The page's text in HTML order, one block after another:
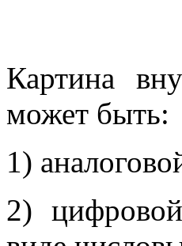
Картина
может быть:
1)
2)